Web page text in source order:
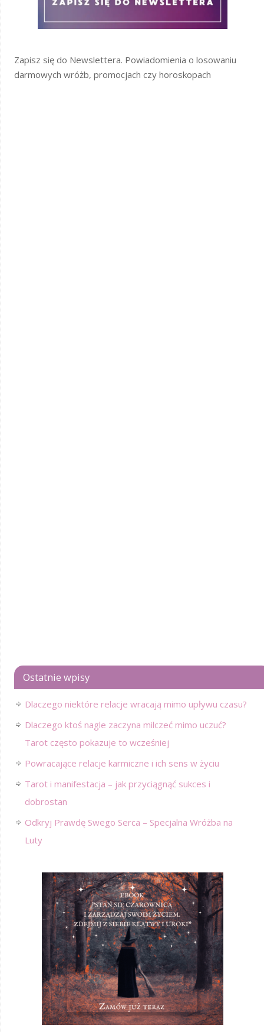
Zapisz się do Newslettera. Powiadomienia o losowaniu
darmowych wróżb, promocjach czy horoskopach
Ostatnie wpisy
Dlaczego niektóre relacje wracają mimo upływu czasu?
Dlaczego ktoś nagle zaczyna milczeć mimo uczuć?
Tarot często pokazuje to wcześniej
Powracające relacje karmiczne i ich sens w życiu
Tarot i manifestacja – jak przyciągnąć sukces i
dobrostan
Odkryj Prawdę Swego Serca – Specjalna Wróżba na
Luty